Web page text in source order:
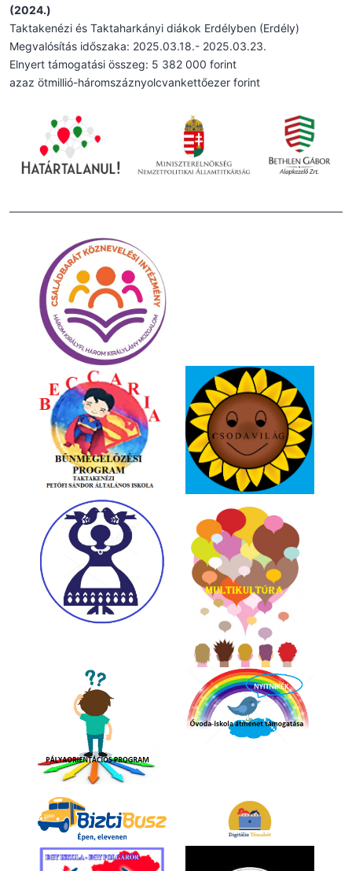
(2024.)
Taktakenézi és Taktaharkányi diákok Erdélyben (Erdély)
Megvalósítás időszaka: 2025.03.18.- 2025.03.23.
Elnyert támogatási összeg: 5 382 000 forint
azaz ötmillió-háromszáznyolcvankettőezer forint